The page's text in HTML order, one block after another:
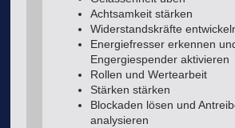
Achtsamkeit stärken
Widerstandskräfte
Energiefresser erkennen
Engergiespender aktivieren
Rollen und Wertearbeit
Stärken stärken
Blockaden lösen und
analysieren